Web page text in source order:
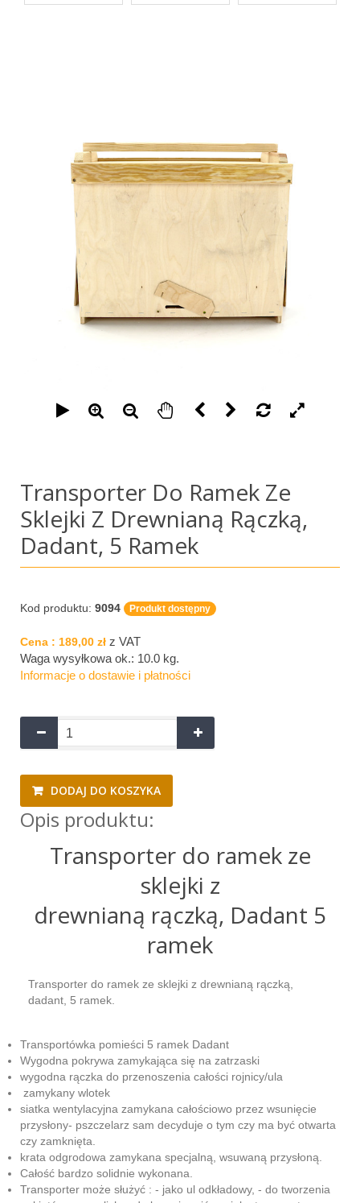
Transporter Do Ramek Ze
Sklejki Z Drewnianą Rączką,
Dadant, 5 Ramek
Kod produktu: 9094 Produkt dostępny
Cena : 189,00 zł z VAT
Waga wysyłkowa ok.: 10.0 kg.
Informacje o dostawie i płatności
DODAJ DO KOSZYKA
Opis produktu:
Transporter do ramek ze
sklejki z
drewnianą rączką, Dadant 5
ramek
Transporter do ramek ze sklejki z drewnianą rączką,
dadant, 5 ramek.
Transportówka pomieści 5 ramek Dadant
Wygodna pokrywa zamykająca się na zatrzaski
wygodna rączka do przenoszenia całości rojnicy/ula
zamykany wlotek
siatka wentylacyjna zamykana całościowo przez wsunięcie
przysłony- pszczelarz sam decyduje o tym czy ma być otwarta
czy zamknięta.
krata odgrodowa zamykana specjalną, wsuwaną przysłoną.
Całość bardzo solidnie wykonana.
Transporter może służyć : - jako ul odkładowy, - do tworzenia